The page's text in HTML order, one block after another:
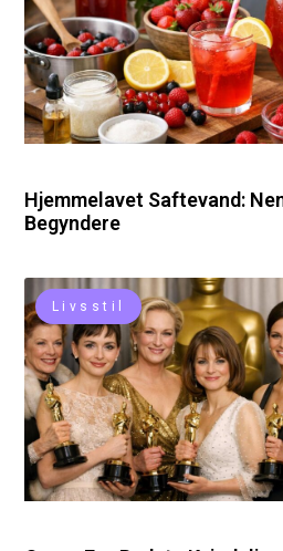
Hjemmelavet Saftevand:
Begyndere
Livsstil